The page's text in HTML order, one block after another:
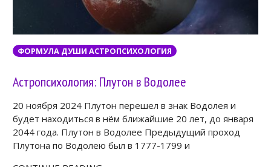
ФОРМУЛА ДУШИ АСТРОПСИХОЛОГИЯ
Астропсихология: Плутон в Водолее
20 ноября 2024 Плутон перешел в знак Водолея и
будет находиться в нём ближайшие 20 лет, до января
2044 года. Плутон в Водолее Предыдущий проход
Плутона по Водолею был в 1777-1799 и